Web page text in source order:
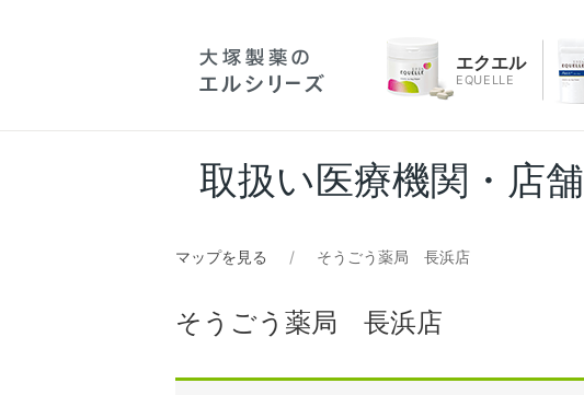
エクエル
EQUELLE
取扱い医療機関・店舗
マップを見る そうごう薬局 長浜店
そうごう薬局 長浜店